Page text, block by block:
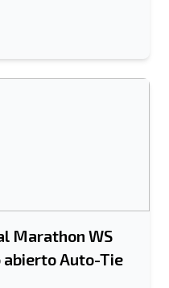
Marathon WS
Auto-Tie